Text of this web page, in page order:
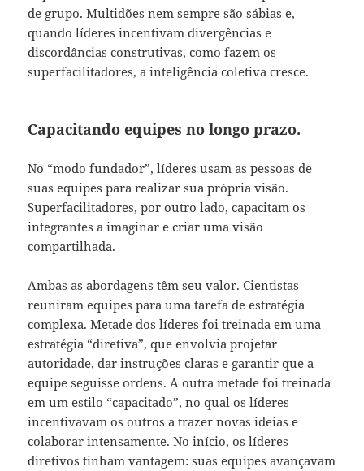
de grupo. Multidões nem sempre são sábias e,
quando líderes incentivam divergências e
discordâncias construtivas, como fazem os
superfacilitadores, a inteligência coletiva cresce.
Capacitando equipes no longo prazo.
No “modo fundador”, líderes usam as pessoas de
suas equipes para realizar sua própria visão.
Superfacilitadores, por outro lado, capacitam os
integrantes a imaginar e criar uma visão
compartilhada.
Ambas as abordagens têm seu valor. Cientistas
reuniram equipes para uma tarefa de estratégia
complexa. Metade dos líderes foi treinada em uma
estratégia “diretiva”, que envolvia projetar
autoridade, dar instruções claras e garantir que a
equipe seguisse ordens. A outra metade foi treinada
em um estilo “capacitado”, no qual os líderes
incentivavam os outros a trazer novas ideias e
colaborar intensamente. No início, os líderes
diretivos tinham vantagem: suas equipes avançavam